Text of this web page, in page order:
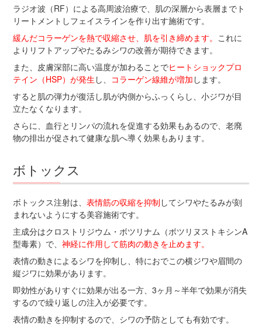
ラジオ波（RF）による高周波治療で、肌の深層から表層までト
リートメントしフェイスラインを作り出す施術です。
緩んだコラーゲンを熱で収縮させ、肌を引き締めます。 これに
よりリフトアップやたるみシワの改善が期待できます。
また、皮膚深部に高い温度が加わることでヒートショックプロ
テイン（HSP）が発生 し、 コラーゲン線維が増加 します。
すると肌の弾力が復活し肌が内側からふっくらし、小ジワが目
立たなくなります。
さらに、血行とリンパの流れを促進する効果もあるので、老廃
物の排出が促されて健康な肌へ導く効果もあります。
ボトックス
ボトックス注射は、表情筋の収縮を抑制 してシワやたるみが刻
まれないようにする美容施術です。
主成分はクロストリジウム・ボツリナム（ボツリヌストキシンA
型毒素）で、神経に作用して筋肉の動きを止めます。
表情の動きによるシワを抑制し、特におでこの横ジワや眉間の
縦ジワに効果があります。
即効性がありすぐに効果が出る一方、3ヶ月～半年で効果が消失
するので繰り返しの注入が必要です。
表情の動きを抑制するので、シワの予防としても有効です。